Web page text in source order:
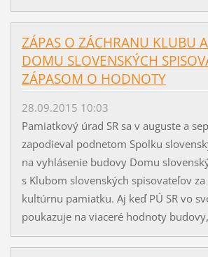
ZÁPAS O ZÁCHRANU KLUBU
DOMU SLOVENSKÝCH
ZÁPASOM O HODNOTY
28.09.2015 10:03
Pamiatkový úrad SR sa v auguste a
zapodieval podnetom Spolku
na vyhlásenie budovy Domu
s Klubom slovenských spisovateľov
kultúrnu pamiatku. Aj keď PÚ SR vo
poukazuje na viaceré hodnoty